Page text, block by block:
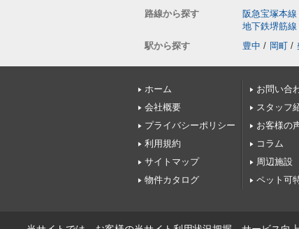
路線から探す
阪急宝塚本線
地下鉄堺筋線
駅から探す
豊中 / 岡町 /
ホーム
会社概要
プライバシーポリシー
利用規約
サイトマップ
物件カタログ
お問い合
スタッフ
お客様の
コラム
周辺施設
ペット可